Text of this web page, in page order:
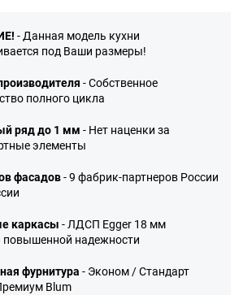
- Данная модель кухни
под Ваши размеры!
- Собственное
полного цикла
ряд до 1 мм - Нет наценки за
элементы
фасадов- 9 фабрик-партнеров России
каркасы - ЛДСП Egger 18 мм
повышенной надежности
фурнитура - Эконом / Стандарт
Blum